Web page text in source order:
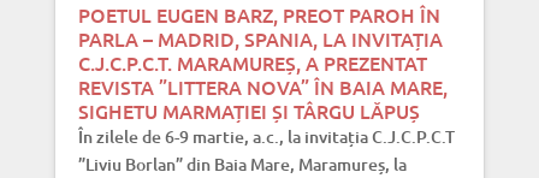
POETUL EUGEN BARZ, PREOT PAROH ÎN
PARLA – MADRID, SPANIA, LA INVITAȚIA
C.J.C.P.C.T. MARAMUREȘ, A PREZENTAT
REVISTA ”LITTERA NOVA” ÎN BAIA MARE,
SIGHETU MARMAȚIEI ȘI TÂRGU LĂPUȘ
În zilele de 6-9 martie, a.c., la invitația C.J.C.P.C.T
”Liviu Borlan” din Baia Mare, Maramureș, la